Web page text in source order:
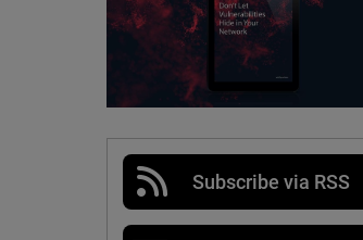
Subscribe via RSS